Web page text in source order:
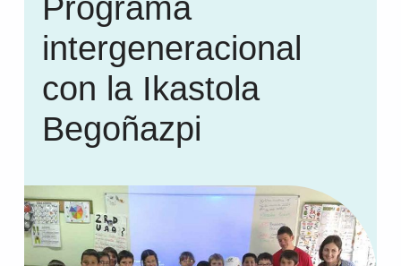
Programa
intergeneracional
con la Ikastola
Begoñazpi